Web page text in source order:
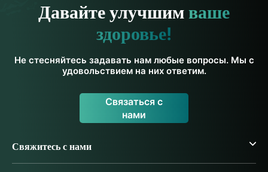
Давайте улучшимваше
здоровье!
Не стесняйтесь задавать нам любые вопросы. Мы с
удовольствием на них ответим.
Связаться с
нами
Свяжитесь с нами